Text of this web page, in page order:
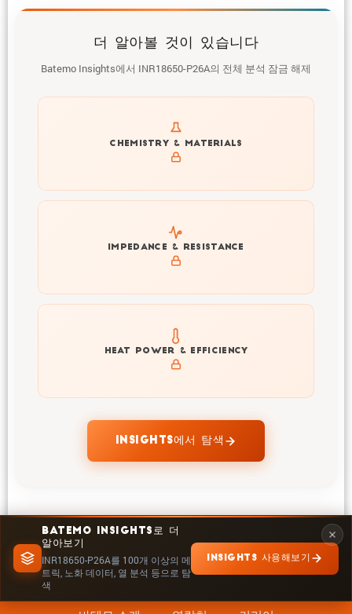
BATEMO INSIGHTS로 더
알아보기
INR18650-P26A를 100개 이상의 메
트릭, 노화 데이터, 열 분석 등으로 탐
색
INSIGHTS 사용해보기
더 알아볼 것이 있습니다
Batemo Insights에서 INR18650-P26A의 전체 분석 잠금 해제
CHEMISTRY & MATERIALS
Get to know active materials for the INR18650-P26A
IMPEDANCE & RESISTANCE
Explore impedance spectrum and DCIR (SOC, T) of
INR18650-P26A
HEAT POWER & EFFICIENCY
Explore heat generation and cell efficiency at different
temperatures and powers of INR18650-P26A
INSIGHTS에서 탐색